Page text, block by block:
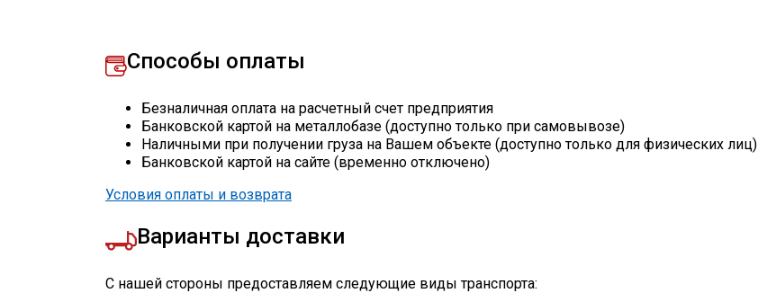
Способы оплаты
Безналичная оплата на расчетный счет предприятия
Банковской картой на металлобазе (доступно только при самовывозе)
Наличными при получении груза на Вашем объекте (доступно только для физических лиц)
Банковской картой на сайте (временно отключено)
Условия оплаты и возврата
Варианты доставки
С нашей стороны предоставляем следующие виды транспорта: